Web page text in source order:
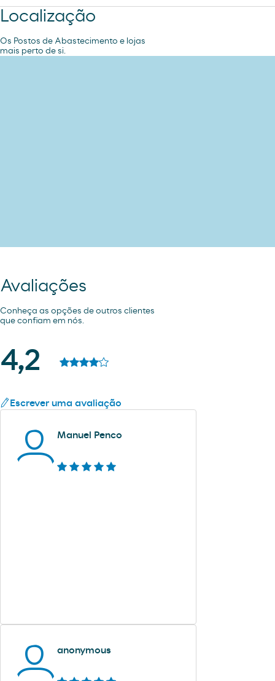
Localização
Os Postos de Abastecimento e lojas
mais perto de si.
Avaliações
Conheça as opções de outros clientes
que confiam em nós.
4,2
Escrever uma avaliação
Manuel Penco
anonymous